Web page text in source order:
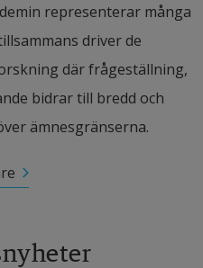
representerar många
driver de
där frågeställning,
bidrar till bredd och
ämnesgränserna.